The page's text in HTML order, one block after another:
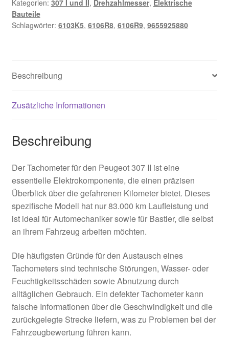
Kategorien: 307 I und II, Drehzahlmesser, Elektrische
Bauteile
Schlagwörter: 6103K5, 6106R8, 6106R9, 9655925880
Beschreibung
Zusätzliche Informationen
Beschreibung
Der Tachometer für den Peugeot 307 II ist eine
essentielle Elektrokomponente, die einen präzisen
Überblick über die gefahrenen Kilometer bietet. Dieses
spezifische Modell hat nur 83.000 km Laufleistung und
ist ideal für Automechaniker sowie für Bastler, die selbst
an ihrem Fahrzeug arbeiten möchten.
Die häufigsten Gründe für den Austausch eines
Tachometers sind technische Störungen, Wasser- oder
Feuchtigkeitsschäden sowie Abnutzung durch
alltäglichen Gebrauch. Ein defekter Tachometer kann
falsche Informationen über die Geschwindigkeit und die
zurückgelegte Strecke liefern, was zu Problemen bei der
Fahrzeugbewertung führen kann.